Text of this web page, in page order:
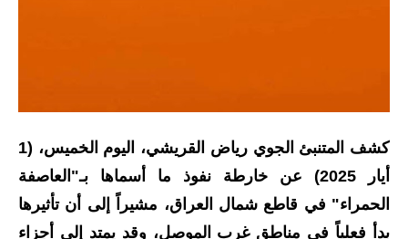
الاخبار الاقتصادية
الاخبار الرياضية
كشف المتنبئ الجوي رياض القريشي، اليوم الخميس، (1
أيار 2025) عن خارطة نفوذ ما أسماها بـ"العاصفة
الحمراء" في قاطع شمال العراق، مشيراً إلى أن تأثيرها
بدأ فعلياً في مناطق غرب الموصل، وقد يمتد إلى أجزاء